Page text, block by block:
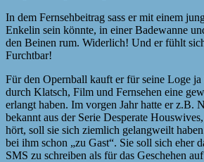
In dem Fernsehbeitrag sass er mit einem
Enkelin sein könnte, in einer Badewanne
den Beinen rum. Widerlich! Und er fühlt
Furchtbar!
Für den Opernball kauft er für seine Loge
durch Klatsch, Film und Fernsehen eine
erlangt haben. Im vorgen Jahr hatte er z.B.
bekannt aus der Serie Desperate
hört, soll sie sich ziemlich gelangweilt
bei ihm schon „zu Gast“. Sie soll sich eher
SMS zu schreiben als für das Geschehen